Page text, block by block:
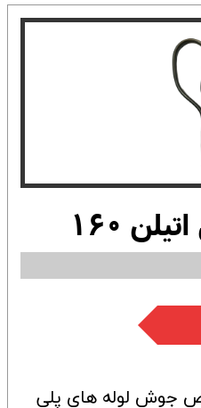
160
جوش لوله های پلی